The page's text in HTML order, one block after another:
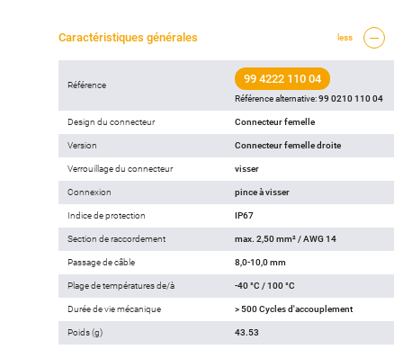
Caractéristiques générales less
Référence 99 4222 110 04
Référence alternative:99 0210 110 04
Design du connecteur Connecteur femelle
Version Connecteur femelle droite
Verrouillage du connecteur visser
Connexion pince à visser
Indice de protection IP67
Section de raccordement max. 2,50 mm² / AWG 14
Passage de câble 8,0-10,0 mm
Plage de températures de/à -40 °C / 100 °C
Durée de vie mécanique > 500 Cycles d'accouplement
Poids (g) 43.53